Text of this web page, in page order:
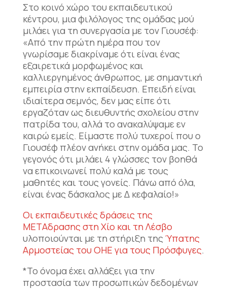
Στο κοινό χώρο του εκπαιδευτικού
κέντρου, μια φιλόλογος της ομάδας μού
μιλάει για τη συνεργασία με τον Γιουσέφ:
«Από την πρώτη ημέρα που τον
γνωρίσαμε διακρίναμε ότι είναι ένας
εξαιρετικά μορφωμένος και
καλλιεργημένος άνθρωπος, με σημαντική
εμπειρία στην εκπαίδευση. Επειδή είναι
ιδιαίτερα σεμνός, δεν μας είπε ότι
εργαζόταν ως διευθυντής σχολείου στην
πατρίδα του, αλλά το ανακαλύψαμε εν
καιρώ εμείς. Είμαστε πολύ τυχεροί που ο
Γιουσέφ πλέον ανήκει στην ομάδα μας. Το
γεγονός ότι μιλάει 4 γλώσσες τον βοηθά
να επικοινωνεί πολύ καλά με τους
μαθητές και τους γονείς. Πάνω από όλα,
είναι ένας δάσκαλος με Δ κεφαλαίο!»
Οι εκπαιδευτικές δράσεις της
ΜΕΤΑδρασης στη Χίο και τη Λέσβο
υλοποιούνται με τη στήριξη της Ύπατης
Αρμοστείας του ΟΗΕ για τους Πρόσφυγες.
*Το όνομα έχει αλλάξει για την
προστασία των προσωπικών δεδομένων